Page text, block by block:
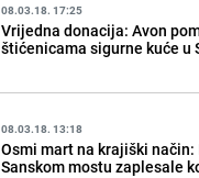
08.03.18. 17:25
Vrijedna donacija: Avon
štićenicama sigurne kuće u
08.03.18. 13:18
Osmi mart na krajiški način:
Sanskom mostu zaplesale